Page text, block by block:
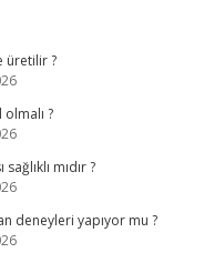
üretilir ?
olmalı ?
mıdır ?
deneyleri yapıyor mu ?